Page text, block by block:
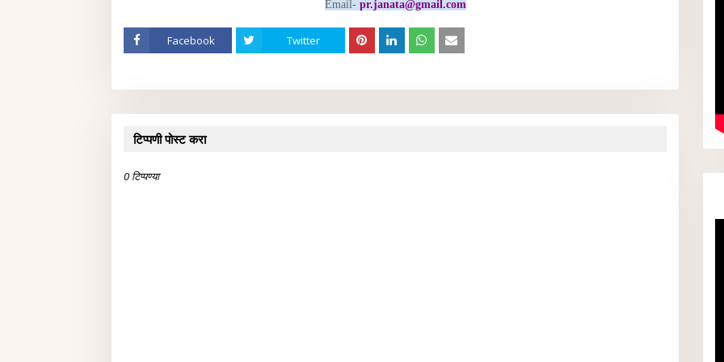
Email- pr.janata@gmail.com
Facebook Twitter
टिप्पणी पोस्ट करा
0 टिप्पण्या